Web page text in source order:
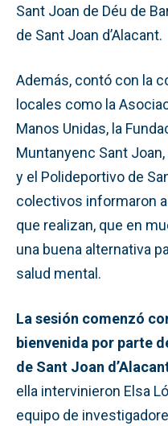
Sant Joan de Déu de
de Sant Joan d’Alacant.
Además, contó con la
locales como la
Manos Unidas, la
Muntanyenc Sant
y el Polideportivo de
colectivos informaron
que realizan, que en
una buena alternativa
salud mental.
La sesión comenzó
bienvenida por parte
de Sant Joan
ella intervinieron Elsa
equipo de